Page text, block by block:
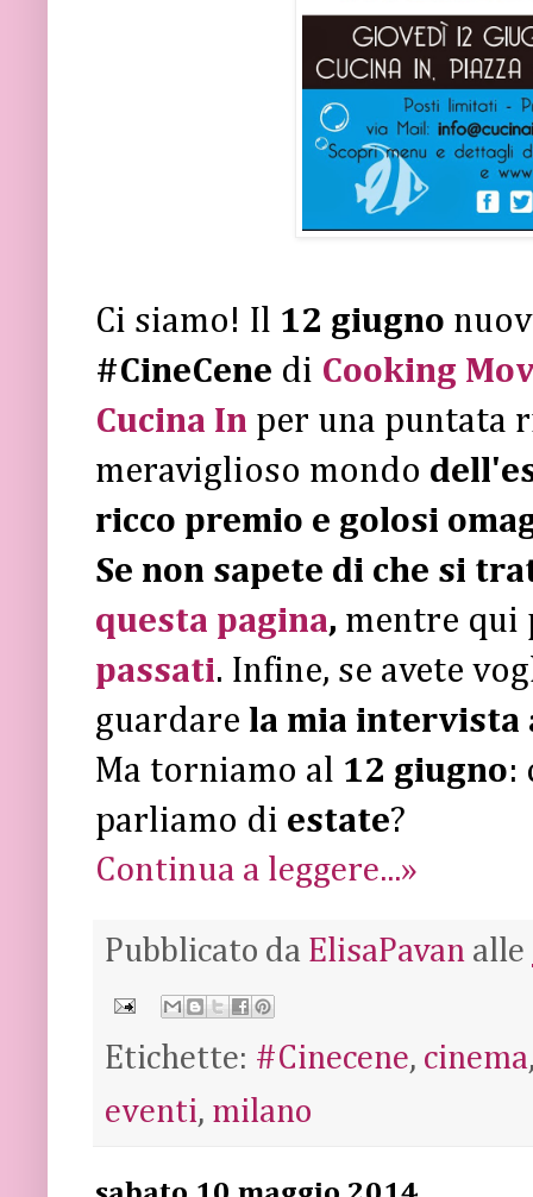
Ci siamo! Il 12 giugno
#CineCene di Cooking
Cucina In per una puntata
meraviglioso mondo
ricco premio e golosi
Se non sapete di che si
questa pagina, mentre
passati. Infine, se avete
guardare la mia intervista
Ma torniamo al 12 giugno:
parliamo di estate?
Continua a leggere...»
Pubblicato da ElisaPavan alle
Etichette: #Cinecene, cinema
eventi, milano